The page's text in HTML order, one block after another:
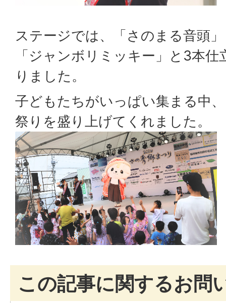
ステージでは、「さのまる音頭
「ジャンボリミッキー」と3本
りました。
子どもたちがいっぱい集まる中
祭りを盛り上げてくれました。
この記事に関するお問